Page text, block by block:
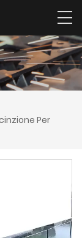
Per